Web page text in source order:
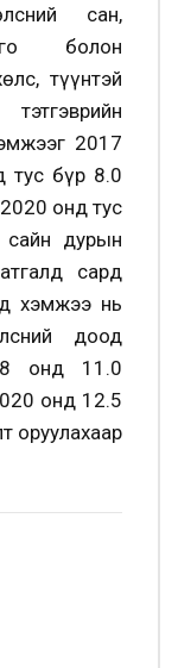
сан,
болон
түүнтэй
2017
тус бүр 8.0
онд тус
сайн дурын
сард
хэмжээ нь
доод
онд 11.0
онд 12.5
оруулахаар